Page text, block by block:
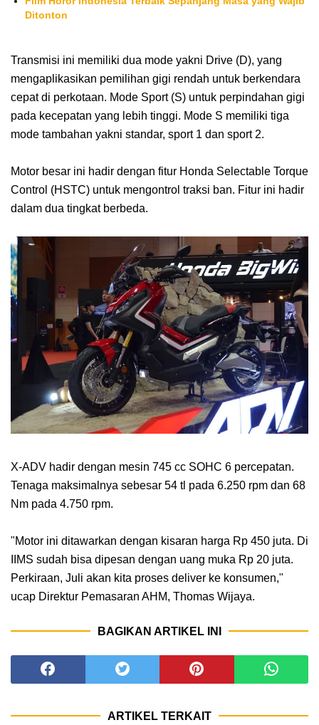
Ditonton
Transmisi ini memiliki dua mode yakni Drive (D), yang
mengaplikasikan pemilihan gigi rendah untuk berkendara
cepat di perkotaan. Mode Sport (S) untuk perpindahan gigi
pada kecepatan yang lebih tinggi. Mode S memiliki tiga
mode tambahan yakni standar, sport 1 dan sport 2.
Motor besar ini hadir dengan fitur Honda Selectable Torque
Control (HSTC) untuk mengontrol traksi ban. Fitur ini hadir
dalam dua tingkat berbeda.
X-ADV hadir dengan mesin 745 cc SOHC 6 percepatan.
Tenaga maksimalnya sebesar 54 tl pada 6.250 rpm dan 68
Nm pada 4.750 rpm.
"Motor ini ditawarkan dengan kisaran harga Rp 450 juta. Di
IIMS sudah bisa dipesan dengan uang muka Rp 20 juta.
Perkiraan, Juli akan kita proses deliver ke konsumen,"
ucap Direktur Pemasaran AHM, Thomas Wijaya.
BAGIKAN ARTIKEL INI
ARTIKEL TERKAIT